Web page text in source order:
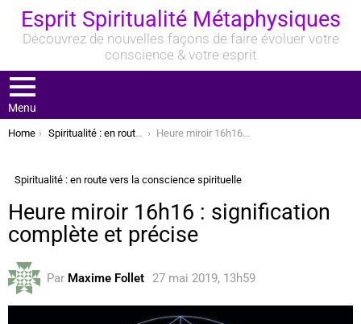
Esprit Spiritualité Métaphysiques
Découvrez de nouvelles façons de faire évoluer votre
conscience & votre esprit
Menu
You are here:
Home Spiritualité : en route vers la conscience spirituelle Heure miroir 16h16 : signification complète et précise
Spiritualité : en route vers la conscience spirituelle
Heure miroir 16h16 : signification
complète et précise
Par Maxime Follet 27 mai 2019, 13h59